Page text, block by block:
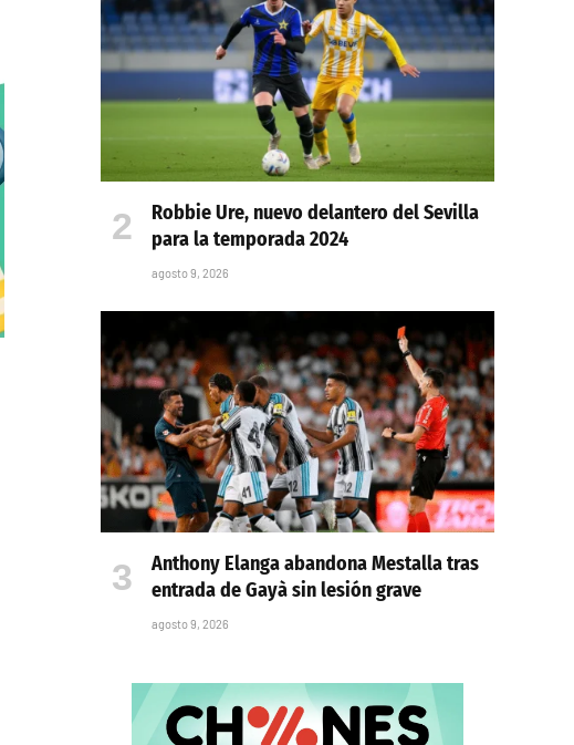
Robbie Ure, nuevo delantero del Sevilla
para la temporada 2024
agosto 9, 2026
Anthony Elanga abandona Mestalla tras
entrada de Gayà sin lesión grave
agosto 9, 2026